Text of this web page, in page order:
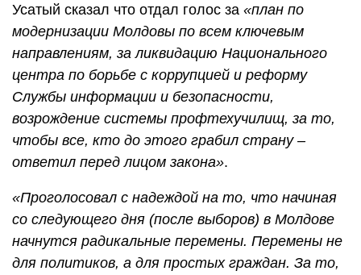
Усатый сказал что отдал голос за «план по
модернизации Молдовы по всем ключевым
направлениям, за ликвидацию Национального
центра по борьбе с коррупцией и реформу
Службы информации и безопасности,
возрождение системы профтехучилищ, за то,
чтобы все, кто до этого грабил страну –
ответил перед лицом закона».
«Проголосовал с надеждой на то, что начиная
со следующего дня (после выборов) в Молдове
начнутся радикальные перемены. Перемены не
для политиков, а для простых граждан. За то,